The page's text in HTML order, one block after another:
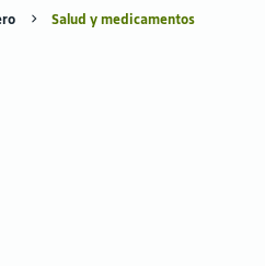
Salud y medicamentos